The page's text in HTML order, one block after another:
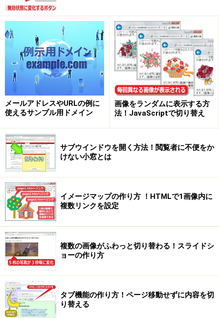
★本日の予定とか★
いかがでしょうか、ここに書いた文字は、画像ではなく
テキストです。ですから文字の範囲選択も可能です。修
正もHTMLを書き換えるだけなので楽々です。
上図では、キャラクターの持つ看板画像に文字を重ねて
表示しています。看板画像の内側に掲載している文字
は、画像ではなくテキスト(文字列)です。マウスなどで
範囲選択してコピーすることもできますし、検索対象に
もなります。画像を加工して文字を描き加える方法とは
違って、文面を修正したい際でもHTMLソースに書かれ
たテキストを修正するだけで済むため、とても楽です。
■例2：海の写真を背景にして入力フォームを重ねる
上記では、海の写真の右上にプルダウンメニューを重ね
メールアドレスやURLの例に
使えるサンプル用ドメイン
画像をランダムに表示する方
法！JavaScriptで切り替え
サブウインドウを開く方法！閲覧者に不便をか
けない小窓とは
イメージマップの作り方 ！HTMLで1画像内に
複数リンクを設定
複数の画像がふわっと切り替わる！スライドシ
ョーの作り方
タブ機能の作り方！ページ移動せずに内容を切
り替える